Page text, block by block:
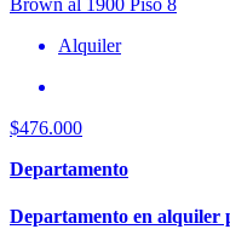
Alquiler
$476.000
Departamento
Departamento en alquiler